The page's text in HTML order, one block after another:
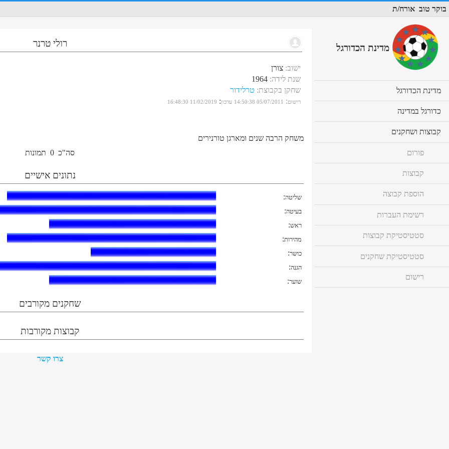
בוקר טוב אורח/ת
רולי טרנר
ישוב: צורן
שנת לידה:
1964
שחקן בקבוצת: טרלידור
רישום:
05/07/2011 14:50:38 עדכון:
11/02/2019 16:48:30
משחק הרבה שנים ומארגן טורנירים
סה"כ 0 תמונות
נתונים אישיים
שליטה:
בעיטה:
ראש:
מהירות:
כושר:
הגנה:
שוער:
שחקנים מקורבים
קבוצות מקורבות
צרו קשר
מדינת הכדורגל
מדינת הכדורגל
to
כדורגל במדינה
to
קבוצות ושחקנים
to
פורום
קבוצות
הוספת קבוצה
רשימת העברות
סטטיסטיקת קבוצות
סטטיסטיקת שחקנים
רישום